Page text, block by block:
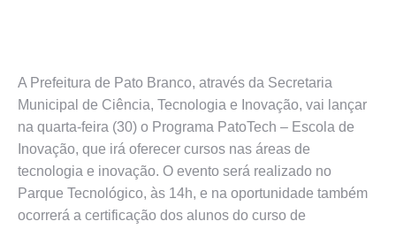
A Prefeitura de Pato Branco, através da Secretaria
Municipal de Ciência, Tecnologia e Inovação, vai lançar
na quarta-feira (30) o Programa PatoTech – Escola de
Inovação, que irá oferecer cursos nas áreas de
tecnologia e inovação. O evento será realizado no
Parque Tecnológico, às 14h, e na oportunidade também
ocorrerá a certificação dos alunos do curso de